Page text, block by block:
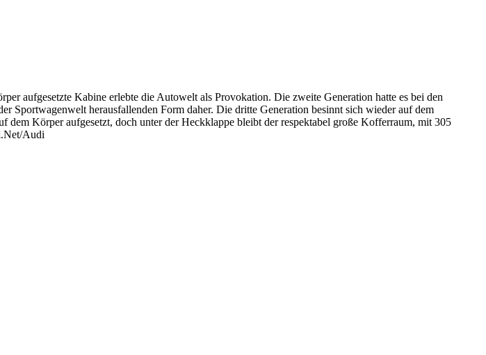
aufgesetzte Kabine erlebte die Autowelt als Provokation. Die zweite Generation hatte es bei den
Sportwagenwelt herausfallenden Form daher. Die dritte Generation besinnt sich wieder auf dem
Körper aufgesetzt, doch unter der Heckklappe bleibt der respektabel große Kofferraum, mit 305
Audi